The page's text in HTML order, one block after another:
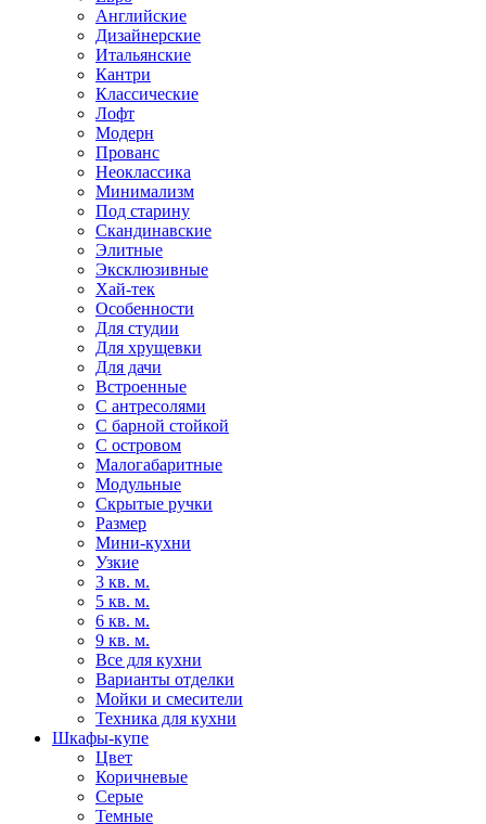
Английские
Дизайнерские
Итальянские
Кантри
Классические
Лофт
Модерн
Прованс
Неоклассика
Минимализм
Под старину
Скандинавские
Элитные
Эксклюзивные
Хай-тек
Особенности
Для студии
Для хрущевки
Для дачи
Встроенные
С антресолями
С барной стойкой
С островом
Малогабаритные
Модульные
Скрытые ручки
Размер
Мини-кухни
Узкие
3 кв. м.
5 кв. м.
6 кв. м.
9 кв. м.
Все для кухни
Варианты отделки
Мойки и смесители
Техника для кухни
Шкафы-купе
Цвет
Коричневые
Серые
Темные